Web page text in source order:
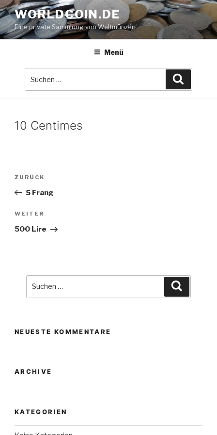
Zum
Inhalt
springen
WORLDCOIN.DE
Eine private Sammlung von Weltmünzen
Menü
10 Centimes
Beitrags-
Vorheriger
Beitrag
ZURÜCK
5 Frang
Nächster
Beitrag
WEITER
500 Lire
NEUESTE KOMMENTARE
ARCHIVE
KATEGORIEN